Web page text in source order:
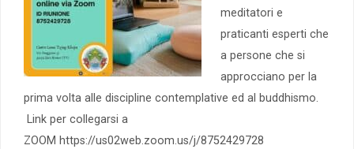
meditatori e
praticanti esperti che
a persone che si
approcciano per la
prima volta alle discipline contemplative ed al buddhismo.
Link per collegarsi a
ZOOM https://us02web.zoom.us/j/8752429728